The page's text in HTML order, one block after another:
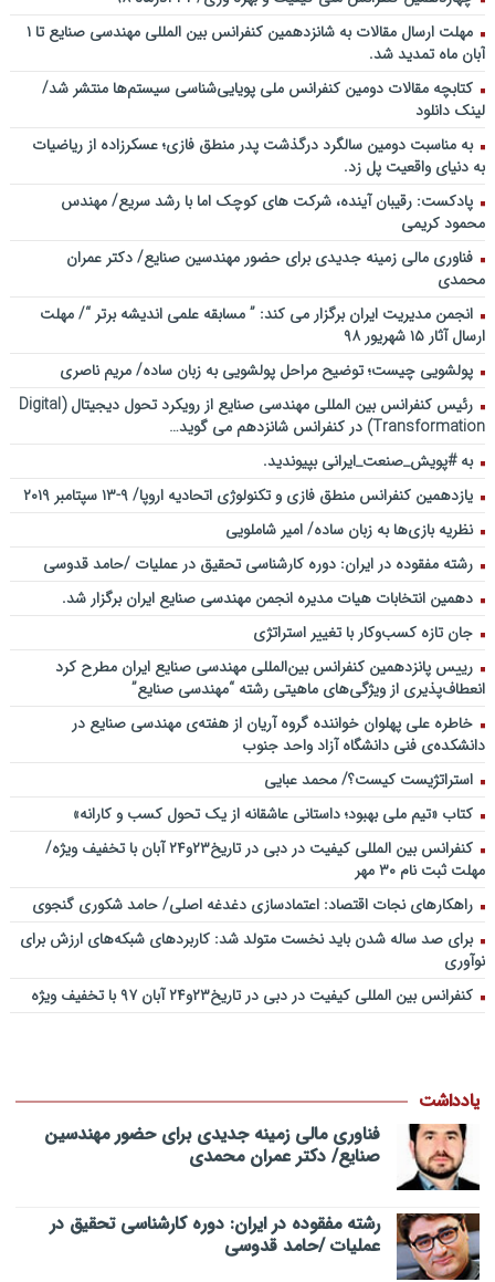
مهلت ارسال مقالات به شانزدهمین کنفرانس بین المللی مهندسی صنایع تا ۱
آبان ماه تمدید شد.
کتابچه مقالات دومین کنفرانس ملی پویایی‌شناسی سیستم‌ها منتشر شد/
لینک دانلود
به مناسبت دومین سالگرد درگذشت پدر منطق فازی؛ عسکرزاده از ریاضیات
به دنیای واقعیت پل زد.
پادکست: رقیبان آینده، شرکت های کوچک اما با رشد سریع/ مهندس
محمود کریمی
فناوری مالی زمینه جدیدی برای حضور مهندسین صنایع/ دکتر عمران
محمدی
انجمن مدیریت ایران برگزار می کند: ” مسابقه علمی اندیشه برتر “/ مهلت
ارسال آثار ۱۵ شهریور ۹۸
پولشویی چیست؛ توضیح مراحل پولشویی به زبان ساده/ مریم ناصری
رئیس کنفرانس بین المللی مهندسی صنایع از رویکرد تحول دیجیتال (Digital
Transformation) در کنفرانس شانزدهم می گوید…
به #پویش_صنعت_ایرانی بپیوندید.
یازدهمین کنفرانس منطق فازی و تکنولوژی اتحادیه اروپا/ ۹-۱۳ سپتامبر ۲۰۱۹
نظریه بازی‌ها به زبان ساده/ امیر شاملویی
رشته مفقوده در ایران: دوره کارشناسی تحقیق در عملیات /حامد قدوسی
دهمین انتخابات هیات مدیره انجمن مهندسی صنایع ایران برگزار شد.
جان تازه کسب‌وکار با تغییر استراتژی
رییس پانزدهمین کنفرانس بین‌المللی مهندسی صنایع ایران مطرح کرد
انعطاف‌پذیری از ویژگی‌های ماهیتی رشته “مهندسی صنایع”
خاطره علی پهلوان خواننده گروه آریان از هفته‌ی مهندسی صنایع در
دانشکده‌ی فنی دانشگاه آزاد واحد جنوب
استراتژیست کیست؟‬/ محمد عبایی
کتاب «تیم ملی بهبود؛ داستانی عاشقانه از یک تحول کسب و کارانه»
کنفرانس بین المللی کیفیت در دبی در تاریخ۲۳و۲۴ آبان با تخفیف ویژه/
مهلت ثبت نام ۳۰ مهر
راهکارهای نجات اقتصاد: اعتمادسازی دغدغه اصلی/ حامد شکوری گنجوی
برای صد ساله شدن باید نخست متولد شد: کاربردهای شبکه‌های ارزش برای
نوآوری
کنفرانس بین المللی کیفیت در دبی در تاریخ۲۳و۲۴ آبان ۹۷ با تخفیف ویژه
یادداشت
فناوری مالی زمینه جدیدی برای حضور مهندسین
صنایع/ دکتر عمران محمدی
رشته مفقوده در ایران: دوره کارشناسی تحقیق در
عملیات /حامد قدوسی